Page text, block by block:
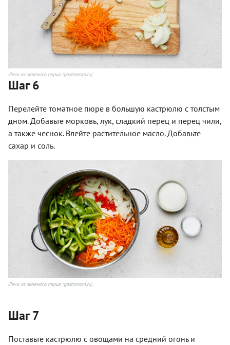
Лечо из зеленого перца (gastronom.ru)
Шаг 6
Перелейте томатное пюре в большую кастрюлю с толстым
дном. Добавьте морковь, лук, сладкий перец и перец чили,
а также чеснок. Влейте растительное масло. Добавьте
сахар и соль.
Лечо из зеленого перца (gastronom.ru)
Шаг 7
Поставьте кастрюлю с овощами на средний огонь и